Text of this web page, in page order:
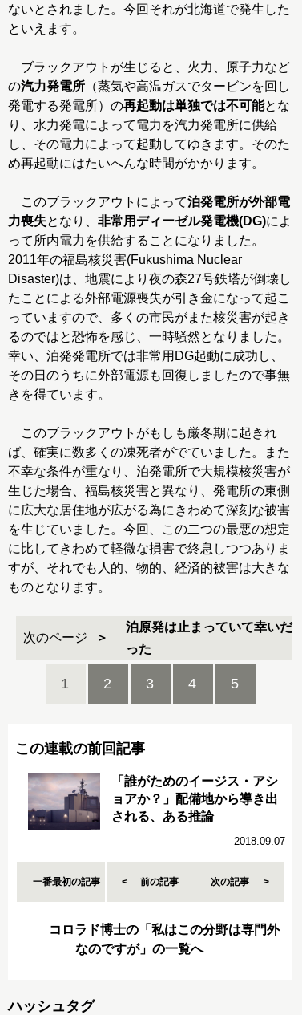
ないとされました。今回それが北海道で発生した
といえます。
ブラックアウトが生じると、火力、原子力など
の汽力発電所 （蒸気や高温ガスでタービンを回し
発電する発電所）の再起動は単独では不可能とな
り、水力発電によって電力を汽力発電所に供給
し、その電力によって起動してゆきます。そのた
め再起動にはたいへんな時間がかかります。
このブラックアウトによって泊発電所が外部電
力喪失となり、 非常用ディーゼル発電機(DG)によ
って所内電力を供給することになりました。
2011年の福島核災害(Fukushima Nuclear
Disaster)は、地震により夜の森27号鉄塔が倒壊し
たことによる外部電源喪失が引き金になって起こ
っていますので、多くの市民がまた核災害が起き
るのではと恐怖を感じ、一時騒然となりました。
幸い、泊発発電所では非常用DG起動に成功し、
その日のうちに外部電源も回復しましたので事無
きを得ています。
このブラックアウトがもしも厳冬期に起きれ
ば、確実に数多くの凍死者がでていました。また
不幸な条件が重なり、泊発電所で大規模核災害が
生じた場合、福島核災害と異なり、発電所の東側
に広大な居住地が広がる為にきわめて深刻な被害
を生じていました。今回、この二つの最悪の想定
に比してきわめて軽微な損害で終息しつつありま
すが、それでも人的、物的、経済的被害は大きな
ものとなります。
次のページ
泊原発は止まっていて幸いだ
った
1 2 3 4 5
この連載の前回記事
「誰がためのイージス・アシ
ョアか？」配備地から導き出
される、ある推論
2018.09.07
一番最初の記事 前の記事 次の記事
コロラド博士の「私はこの分野は専門外
なのですが」の一覧へ
ハッシュタグ